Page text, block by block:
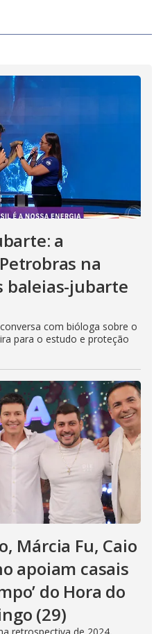
a
na
baleias-jubarte
com bióloga sobre o
para o estudo e proteção
Márcia Fu, Caio
apoiam casais
do Hora do
(29)